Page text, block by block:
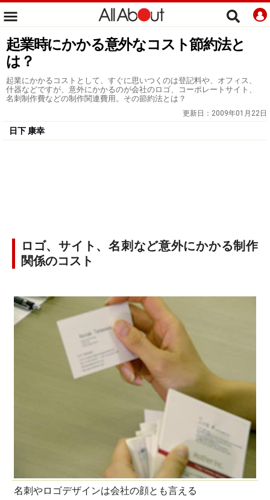
起業時にかかる意外なコスト節約法と
は？
起業にかかるコストとして、すぐに思いつくのは登記料や、オフィス、
什器などですが、意外にかかるのが会社のロゴ、コーポレートサイト、
名刺制作費などの制作関連費用。その節約法とは？
更新日： 2009年01月22日
日下 康幸
ロゴ、サイト、名刺など意外にかかる制作
関係のコスト
名刺やロゴデザインは会社の顔とも言える